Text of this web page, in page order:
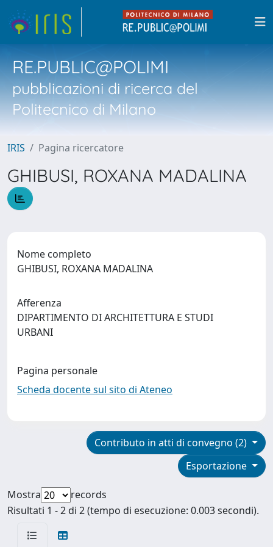
RE.PUBLIC@POLIMI
pubblicazioni di ricerca del
Politecnico di Milano
IRIS Pagina ricercatore
GHIBUSI, ROXANA MADALINA
Nome completo
GHIBUSI, ROXANA MADALINA
Afferenza
DIPARTIMENTO DI ARCHITETTURA E STUDI
URBANI
Pagina personale
Scheda docente sul sito di Ateneo
Contributo in atti di convegno (2)
Esportazione
Mostra
records
Risultati 1 - 2 di 2 (tempo di esecuzione: 0.003 secondi).